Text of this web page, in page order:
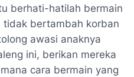
berhati-hatilah bermain
tidak bertambah korban
awasi anaknya
ini, berikan mereka
cara bermain yang